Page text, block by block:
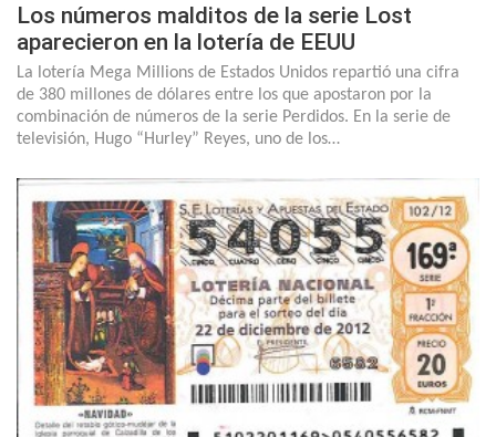
Los números malditos de la serie Lost
aparecieron en la lotería de EEUU
La lotería Mega Millions de Estados Unidos repartió una cifra
de 380 millones de dólares entre los que apostaron por la
combinación de números de la serie Perdidos. En la serie de
televisión, Hugo “Hurley” Reyes, uno de los…